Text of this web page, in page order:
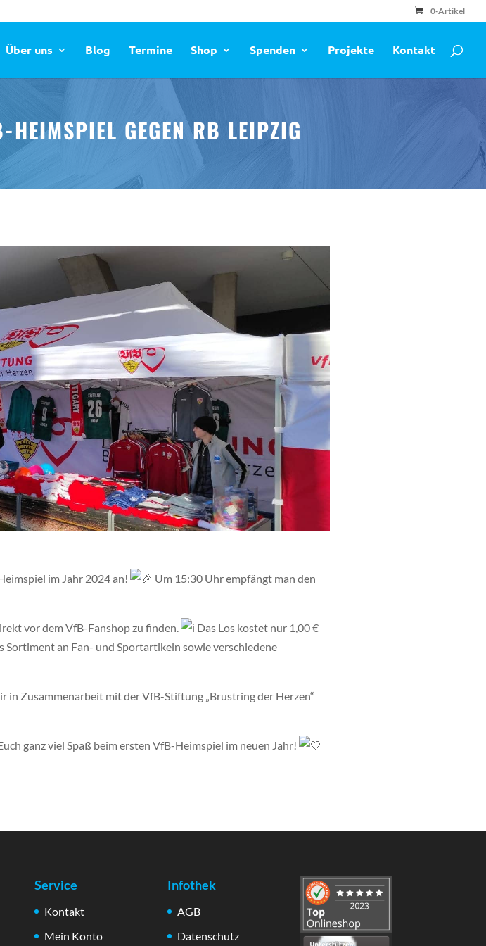
0-Artikel
Über uns Blog Termine Shop Spenden Projekte Kontakt
GEGEN RB LEIPZIG
im Jahr 2024 an!
Um 15:30 Uhr empfängt man den
vor dem VfB-Fanshop zu finden.
Das Los kostet nur 1,00 €
Sortiment an Fan- und Sportartikeln sowie verschiedene
in Zusammenarbeit mit der VfB-Stiftung „Brustring der Herzen“
ganz viel Spaß beim ersten VfB-Heimspiel im neuen Jahr!
Service
Kontakt
Mein Konto
Infothek
AGB
Datenschutz